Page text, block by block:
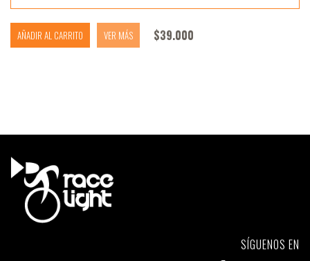
AÑADIR AL CARRITO VER MÁS $39.000
SÍGUENOS EN